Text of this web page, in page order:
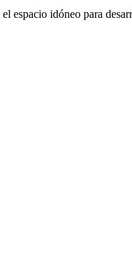
espacio idóneo para